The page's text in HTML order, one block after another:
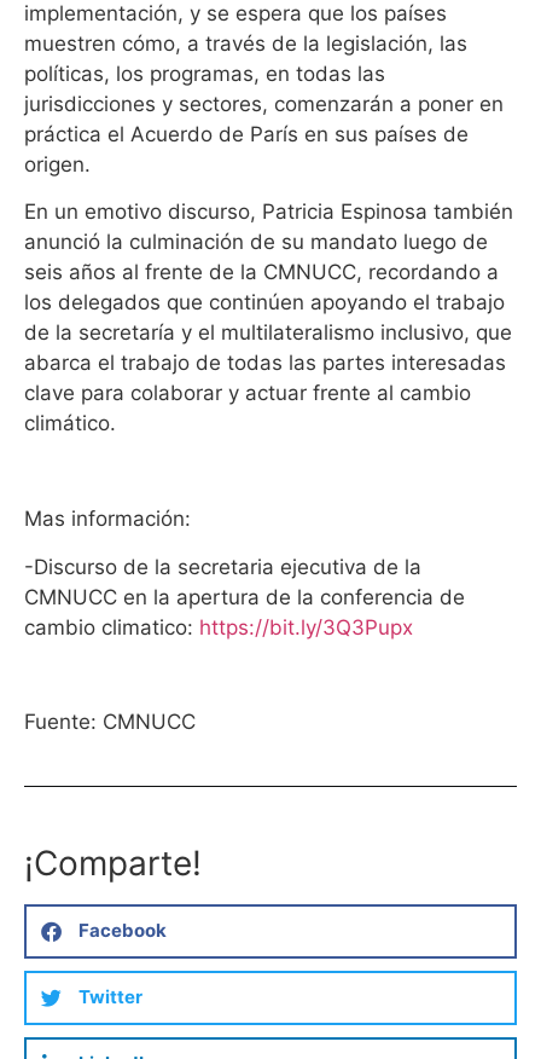
implementación, y se espera que los países
muestren cómo, a través de la legislación, las
políticas, los programas, en todas las
jurisdicciones y sectores, comenzarán a poner en
práctica el Acuerdo de París en sus países de
origen.
En un emotivo discurso, Patricia Espinosa también
anunció la culminación de su mandato luego de
seis años al frente de la CMNUCC, recordando a
los delegados que continúen apoyando el trabajo
de la secretaría y el multilateralismo inclusivo, que
abarca el trabajo de todas las partes interesadas
clave para colaborar y actuar frente al cambio
climático.
Mas información:
-Discurso de la secretaria ejecutiva de la
CMNUCC en la apertura de la conferencia de
cambio climatico: https://bit.ly/3Q3Pupx
Fuente: CMNUCC
¡Comparte!
Facebook
Twitter